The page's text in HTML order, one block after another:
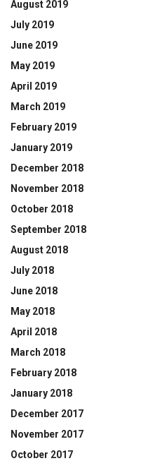
August 2019
July 2019
June 2019
May 2019
April 2019
March 2019
February 2019
January 2019
December 2018
November 2018
October 2018
September 2018
August 2018
July 2018
June 2018
May 2018
April 2018
March 2018
February 2018
January 2018
December 2017
November 2017
October 2017